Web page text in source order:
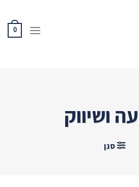
0
ושיווק
סנן